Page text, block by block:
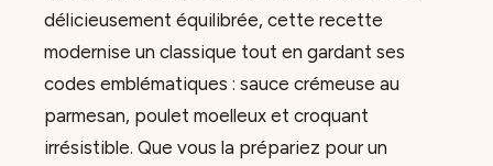
délicieusement équilibrée, cette recette
modernise un classique tout en gardant ses
codes emblématiques : sauce crémeuse au
parmesan, poulet moelleux et croquant
irrésistible. Que vous la prépariez pour un